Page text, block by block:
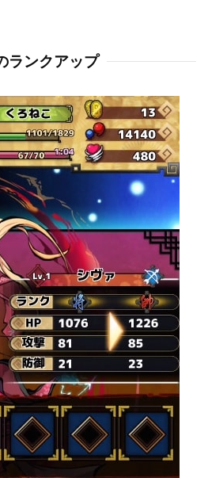
ランクアップ